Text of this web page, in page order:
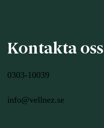
Kontakta oss
0303-10039
info@vellnez.se